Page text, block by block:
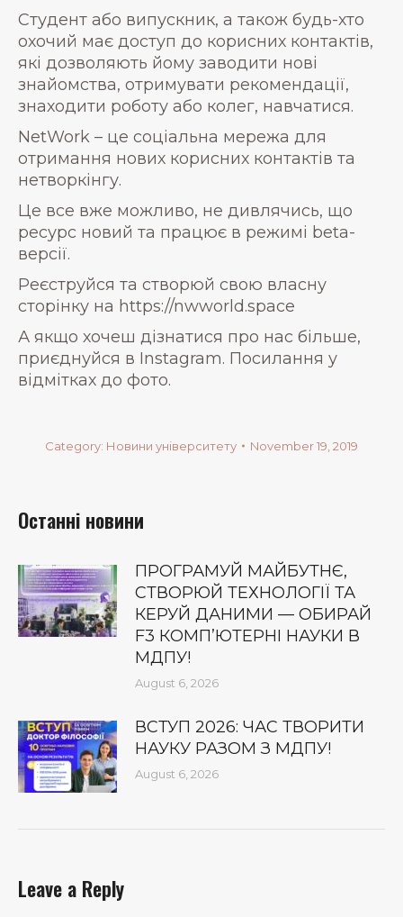
Студент або випускник, а також будь-хто
охочий має доступ до корисних контактів,
які дозволяють йому заводити нові
знайомства, отримувати рекомендації,
знаходити роботу або колег, навчатися.
NetWork – це соціальна мережа для
отримання нових корисних контактів та
нетворкінгу.
Це все вже можливо, не дивлячись, що
ресурс новий та працює в режимі beta-
версії.
Реєструйся та створюй свою власну
сторінку на https://nwworld.space
А якщо хочеш дізнатися про нас більше,
приєднуйся в Instagram. Посилання у
відмітках до фото.
Category: Новини університету November 19, 2019
Останні новини
ПРОГРАМУЙ МАЙБУТНЄ,
СТВОРЮЙ ТЕХНОЛОГІЇ ТА
КЕРУЙ ДАНИМИ — ОБИРАЙ
F3 КОМП’ЮТЕРНІ НАУКИ В
МДПУ!
August 6, 2026
ВСТУП 2026: ЧАС ТВОРИТИ
НАУКУ РАЗОМ З МДПУ!
August 6, 2026
Leave a Reply